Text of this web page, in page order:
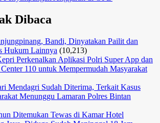
Dibaca
Bandi, Dinyatakan Pailit dan
Hukum Lainnya (10,213)
Perkenalkan Aplikasi Polri Super App dan
110 untuk Mempermudah Masyarakat
Mendagri Sudah Diterima, Terkait Kasus
Menunggu Lamaran Polres Bintan
Ditemukan Tewas di Kamar Hotel